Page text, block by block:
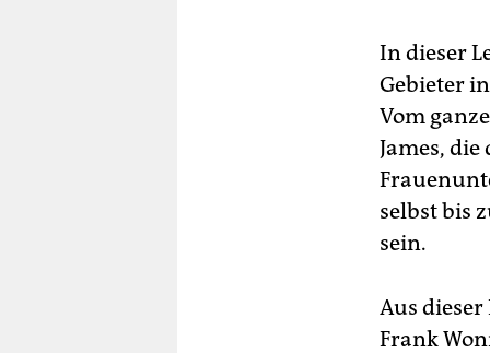
In dieser
Gebieter
Vom
James,
selbst bis
sein.
Aus
Frank